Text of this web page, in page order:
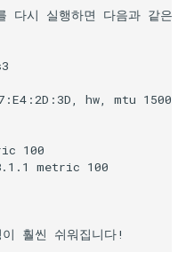
시 실행하면 다음과 같은
hw, mtu 1500
100
metric 100